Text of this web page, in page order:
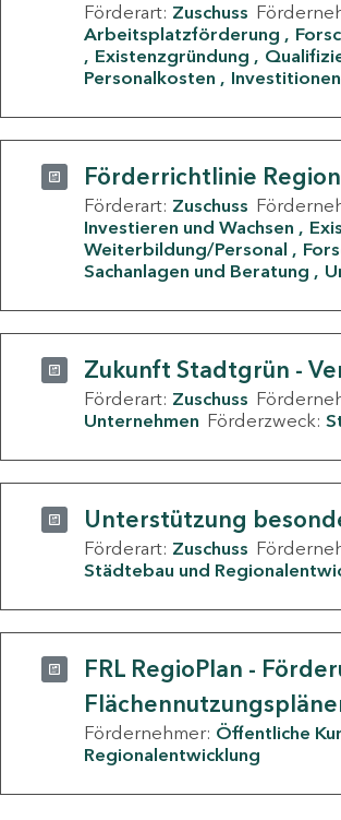
Förderart: Zuschuss
Arbeitsplatzförderung
Existenzgründung
Personalkosten
Förderrichtlinie
Förderart: Zuschuss
Investieren und Wachsen
Weiterbildung/Personal
Sachanlagen und Beratung
Zukunft Stadtgrün -
Förderart: Zuschuss
Unternehmen Förderzweck:
Unterstützung
Förderart: Zuschuss
Städtebau und
FRL RegioPlan -
Fördernehmer: Öffentliche
Regionalentwicklung